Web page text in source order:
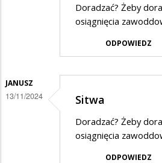
Doradzać? Żeby
osiągnięcia
ODPOWIEDZ
JANUSZ
13/11/2024 Sitwa
Doradzać? Żeby
osiągnięcia
ODPOWIEDZ